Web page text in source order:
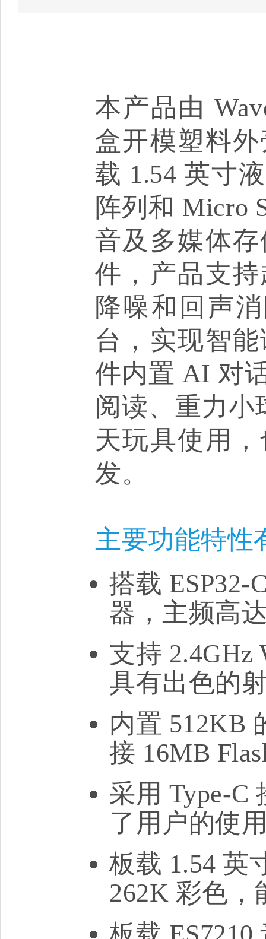
本产品由
盒开模塑料
载 1.54 英寸
阵列和 Micro
音及多媒体
件，产品支
降噪和回声
台，实现智
件内置 AI 对
阅读、重力
天玩具使用
发。
主要功能特性
搭载 ESP32-
器，主频高
支持 2.4GHz
具有出色的
内置 512KB
接 16MB
采用 Type-C
了用户的使
板载 1.54 英
262K 彩色